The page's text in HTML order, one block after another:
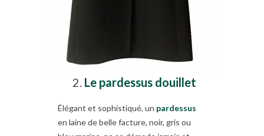
Le pardessus douillet
Élégant et sophistiqué, un pardessus
en laine de belle facture, noir, gris ou